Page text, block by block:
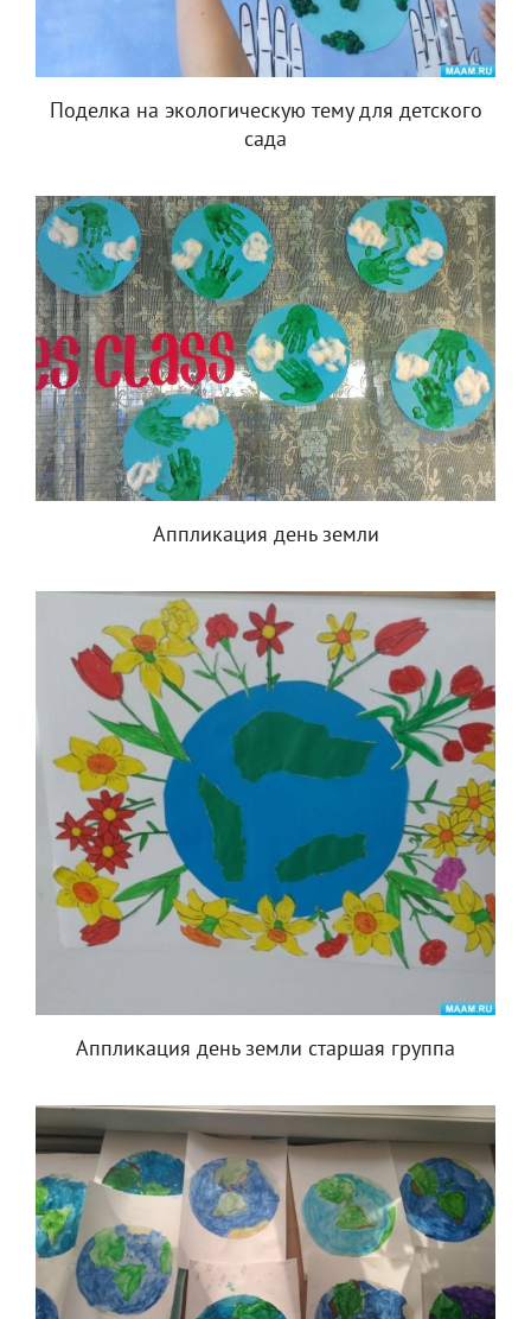
Поделка на экологическую тему для детского
сада
Аппликация день земли
Аппликация день земли старшая группа